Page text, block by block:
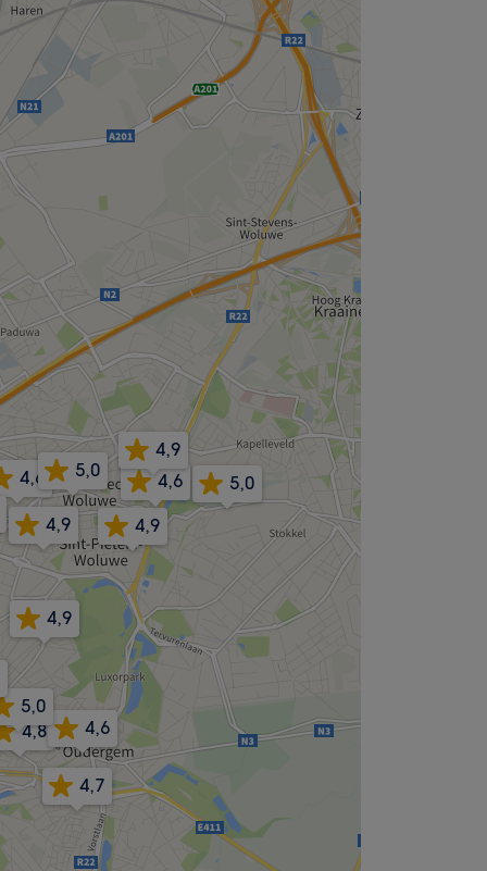
5,0
4,8 4,6
4,9
4,6 4,6
4,9
4,9
5,0
5,0
4,9
4,7